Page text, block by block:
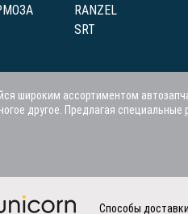
RANZEL
SRT
широким ассортиментом
другое. Предлагая
Способы